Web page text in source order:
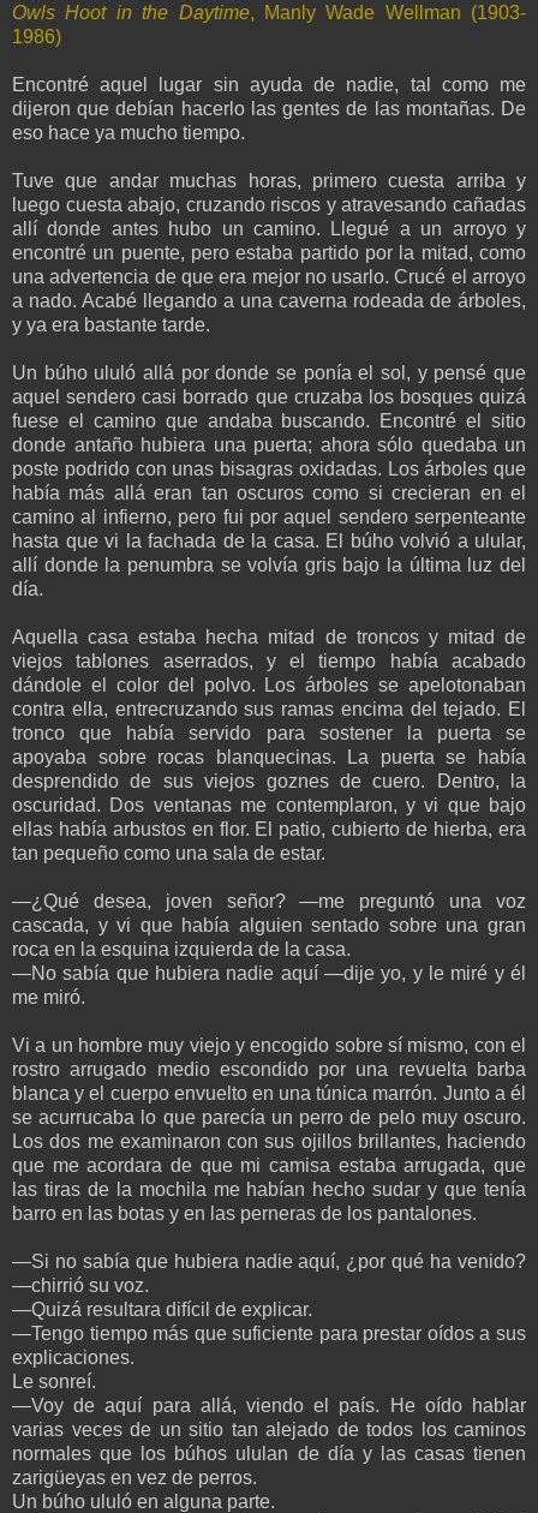
Owls Hoot in the Daytime, Manly Wade Wellman (1903-
1986)
Encontré aquel lugar sin ayuda de nadie, tal como me
dijeron que debían hacerlo las gentes de las montañas. De
eso hace ya mucho tiempo.
Tuve que andar muchas horas, primero cuesta arriba y
luego cuesta abajo, cruzando riscos y atravesando cañadas
allí donde antes hubo un camino. Llegué a un arroyo y
encontré un puente, pero estaba partido por la mitad, como
una advertencia de que era mejor no usarlo. Crucé el arroyo
a nado. Acabé llegando a una caverna rodeada de árboles,
y ya era bastante tarde.
Un búho ululó allá por donde se ponía el sol, y pensé que
aquel sendero casi borrado que cruzaba los bosques quizá
fuese el camino que andaba buscando. Encontré el sitio
donde antaño hubiera una puerta; ahora sólo quedaba un
poste podrido con unas bisagras oxidadas. Los árboles que
había más allá eran tan oscuros como si crecieran en el
camino al infierno, pero fui por aquel sendero serpenteante
hasta que vi la fachada de la casa. El búho volvió a ulular,
allí donde la penumbra se volvía gris bajo la última luz del
día.
Aquella casa estaba hecha mitad de troncos y mitad de
viejos tablones aserrados, y el tiempo había acabado
dándole el color del polvo. Los árboles se apelotonaban
contra ella, entrecruzando sus ramas encima del tejado. El
tronco que había servido para sostener la puerta se
apoyaba sobre rocas blanquecinas. La puerta se había
desprendido de sus viejos goznes de cuero. Dentro, la
oscuridad. Dos ventanas me contemplaron, y vi que bajo
ellas había arbustos en flor. El patio, cubierto de hierba, era
tan pequeño como una sala de estar.
—¿Qué desea, joven señor? —me preguntó una voz
cascada, y vi que había alguien sentado sobre una gran
roca en la esquina izquierda de la casa.
—No sabía que hubiera nadie aquí —dije yo, y le miré y él
me miró.
Vi a un hombre muy viejo y encogido sobre sí mismo, con el
rostro arrugado medio escondido por una revuelta barba
blanca y el cuerpo envuelto en una túnica marrón. Junto a él
se acurrucaba lo que parecía un perro de pelo muy oscuro.
Los dos me examinaron con sus ojillos brillantes, haciendo
que me acordara de que mi camisa estaba arrugada, que
las tiras de la mochila me habían hecho sudar y que tenía
barro en las botas y en las perneras de los pantalones.
—Si no sabía que hubiera nadie aquí, ¿por qué ha venido?
—chirrió su voz.
—Quizá resultara difícil de explicar.
—Tengo tiempo más que suficiente para prestar oídos a sus
explicaciones.
Le sonreí.
—Voy de aquí para allá, viendo el país. He oído hablar
varias veces de un sitio tan alejado de todos los caminos
normales que los búhos ululan de día y las casas tienen
zarigüeyas en vez de perros.
Un búho ululó en alguna parte.